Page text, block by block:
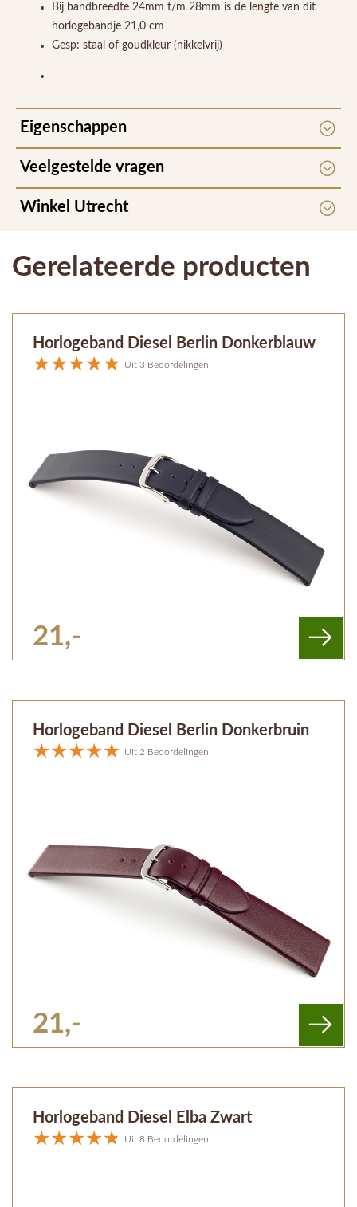
Bij bandbreedte 24mm t/m 28mm is de lengte van dit
horlogebandje 21,0 cm
Gesp: staal of goudkleur (nikkelvrij)
Eigenschappen
Veelgestelde vragen
Winkel Utrecht
Gerelateerde producten
Horlogeband Diesel Berlin Donkerblauw
Uit 3 Beoordelingen
21,-
Horlogeband Diesel Berlin Donkerbruin
Uit 2 Beoordelingen
21,-
Horlogeband Diesel Elba Zwart
Uit 8 Beoordelingen